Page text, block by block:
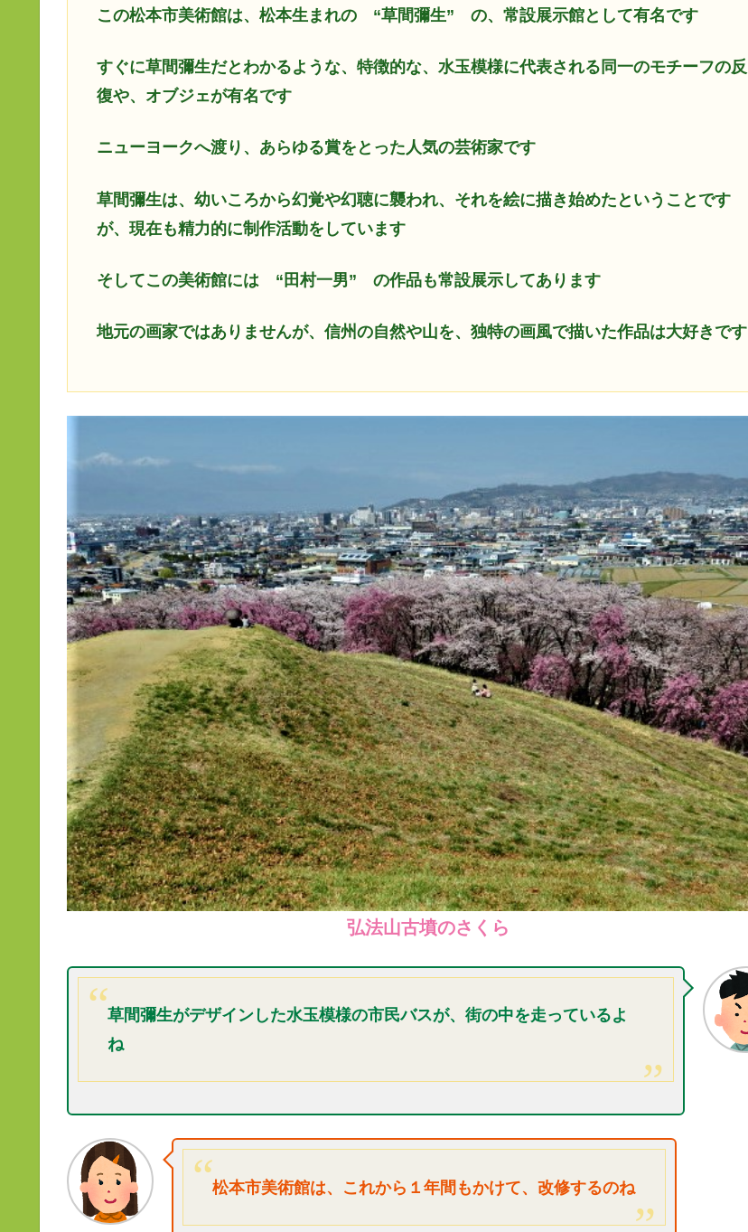
この松本市美術館は、松本生まれの “草間彌生” の、常設展示館として有名です
すぐに草間彌生だとわかるような、特徴的な、水玉模様に代表される同一のモチーフの反
復や、オブジェが有名です
ニューヨークへ渡り、あらゆる賞をとった人気の芸術家です
草間彌生は、幼いころから幻覚や幻聴に襲われ、それを絵に描き始めたということです
が、現在も精力的に制作活動をしています
そしてこの美術館には “田村一男” の作品も常設展示してあります
地元の画家ではありませんが、信州の自然や山を、独特の画風で描いた作品は大好きです
弘法山古墳のさくら
草間彌生がデザインした水玉模様の市民バスが、街の中を走っているよ
ね
松本市美術館は、これから１年間もかけて、改修するのね